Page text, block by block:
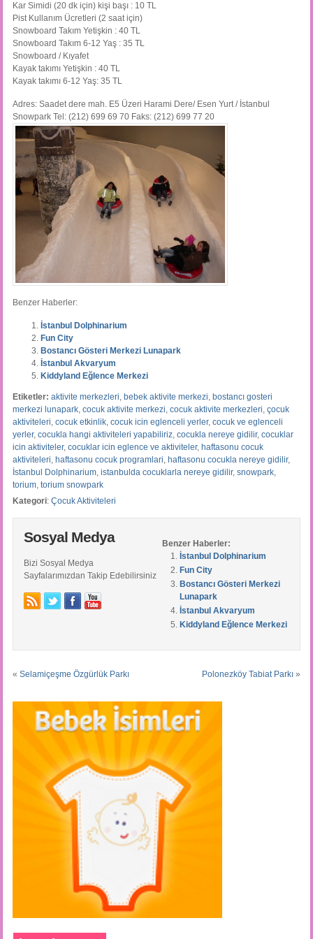
Kar Simidi (20 dk için) kişi başı : 10 TL
Pist Kullanım Ücretleri (2 saat için)
Snowboard Takım Yetişkin : 40 TL
Snowboard Takım 6-12 Yaş : 35 TL
Snowboard / Kıyafet
Kayak takımı Yetişkin : 40 TL
Kayak takımı 6-12 Yaş: 35 TL
Adres: Saadet dere mah. E5 Üzeri Harami Dere/ Esen Yurt / İstanbul
Snowpark Tel: (212) 699 69 70 Faks: (212) 699 77 20
Benzer Haberler:
İstanbul Dolphinarium
Fun City
Bostancı Gösteri Merkezi Lunapark
İstanbul Akvaryum
Kiddyland Eğlence Merkezi
Etiketler: aktivite merkezleri, bebek aktivite merkezi, bostancı gosteri
merkezi lunapark, cocuk aktivite merkezi, cocuk aktivite merkezleri, çocuk
aktiviteleri, cocuk etkinlik, cocuk icin eglenceli yerler, cocuk ve eglenceli
yerler, cocukla hangi aktiviteleri yapabiliriz, cocukla nereye gidilir, cocuklar
icin aktiviteler, cocuklar icin eglence ve aktiviteler, haftasonu cocuk
aktiviteleri, haftasonu cocuk programlari, haftasonu cocukla nereye gidilir,
İstanbul Dolphinarium, istanbulda cocuklarla nereye gidilir, snowpark,
torium, torium snowpark
Kategori: Çocuk Aktiviteleri
Benzer Haberler:
İstanbul Dolphinarium
Fun City
Bostancı Gösteri Merkezi
Lunapark
İstanbul Akvaryum
Kiddyland Eğlence Merkezi
Sosyal Medya
Bizi Sosyal Medya
Sayfalarımızdan Takip Edebilirsiniz
« Selamiçeşme Özgürlük Parkı Polonezköy Tabiat Parkı »